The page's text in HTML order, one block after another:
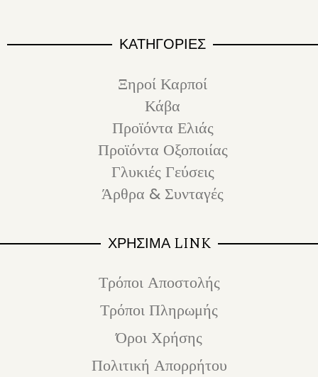
ΚΑΤΗΓΟΡΙΕΣ
Ξηροί Καρποί
Κάβα
Προϊόντα Ελιάς
Προϊόντα Οξοποιίας
Γλυκιές Γεύσεις
Άρθρα & Συνταγές
ΧΡΗΣΙΜΑ LINK
Τρόποι Αποστολής
Τρόποι Πληρωμής
Όροι Χρήσης
Πολιτική Απορρήτου